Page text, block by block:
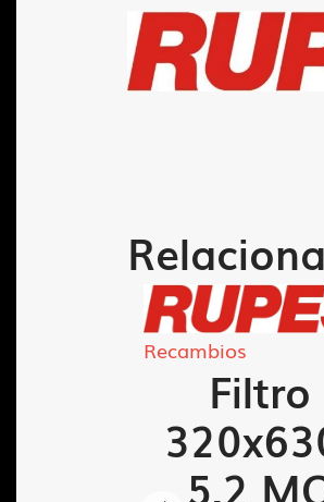
Recambios
Filtro
5.2